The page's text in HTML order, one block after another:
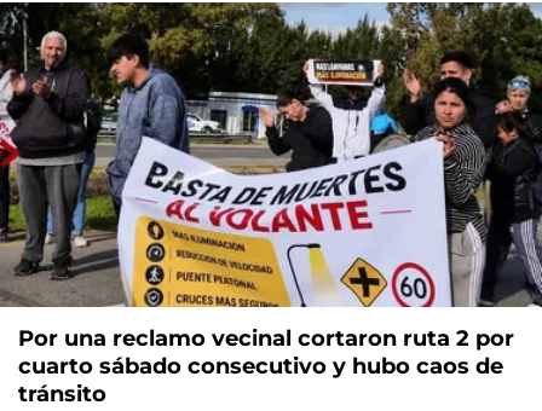
Por una reclamo vecinal cortaron ruta 2 por
cuarto sábado consecutivo y hubo caos de
tránsito